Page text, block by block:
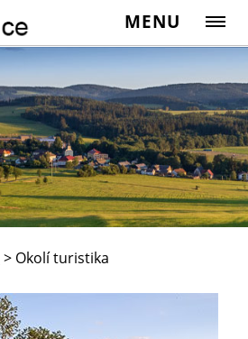
MENU
> Okolí turistika